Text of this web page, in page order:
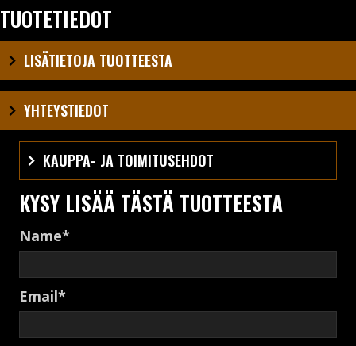
TUOTETIEDOT
LISÄTIETOJA TUOTTEESTA
YHTEYSTIEDOT
KAUPPA- JA TOIMITUSEHDOT
KYSY LISÄÄ TÄSTÄ TUOTTEESTA
Name
Email